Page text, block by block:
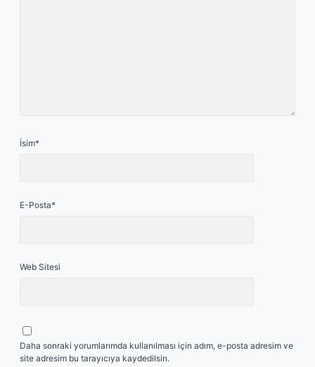
İsim*
E-Posta*
Web Sitesi
Daha sonraki yorumlarımda kullanılması için adım, e-posta adresim ve
site adresim bu tarayıcıya kaydedilsin.